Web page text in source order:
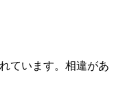
ています。相違があ